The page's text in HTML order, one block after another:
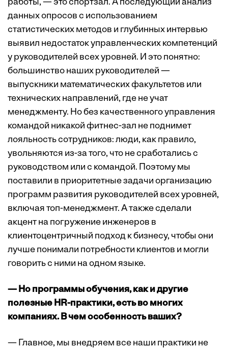
работы, — это спортзал. А последующий анализ
данных опросов с использованием
статистических методов и глубинных интервью
выявил недостаток управленческих компетенций
у руководителей всех уровней. И это понятно:
большинство наших руководителей —
выпускники математических факультетов или
технических направлений, где не учат
менеджменту. Но без качественного управления
командой никакой фитнес-зал не поднимет
лояльность сотрудников: люди, как правило,
увольняются из-за того, что не сработались с
руководством или с командой. Поэтому мы
поставили в приоритетные задачи организацию
программ развития руководителей всех уровней,
включая топ-менеджмент. А также сделали
акцент на погружение инженеров в
клиентоцентричный подход к бизнесу, чтобы они
лучше понимали потребности клиентов и могли
говорить с ними на одном языке.
— Но программы обучения, как и другие
полезные HR-практики, есть во многих
компаниях. В чем особенность ваших?
— Главное, мы внедряем все наши практики не